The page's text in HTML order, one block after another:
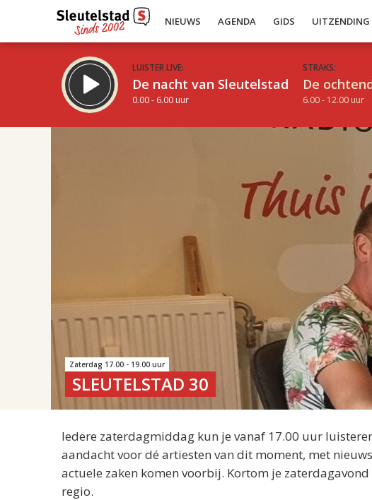
NIEUWS AGENDA GIDS UITZENDING
LUISTER LIVE:
De nacht van Sleutelstad
0.00 - 6.00 uur
STRAKS:
De
6.00 - 12.00 uur
Zaterdag 17.00 - 19.00 uur
SLEUTELSTAD 30
Iedere zaterdagmiddag kun je vanaf 17.00 uur
aandacht voor dé artiesten van dit moment, met
actuele zaken komen voorbij. Kortom je
regio.